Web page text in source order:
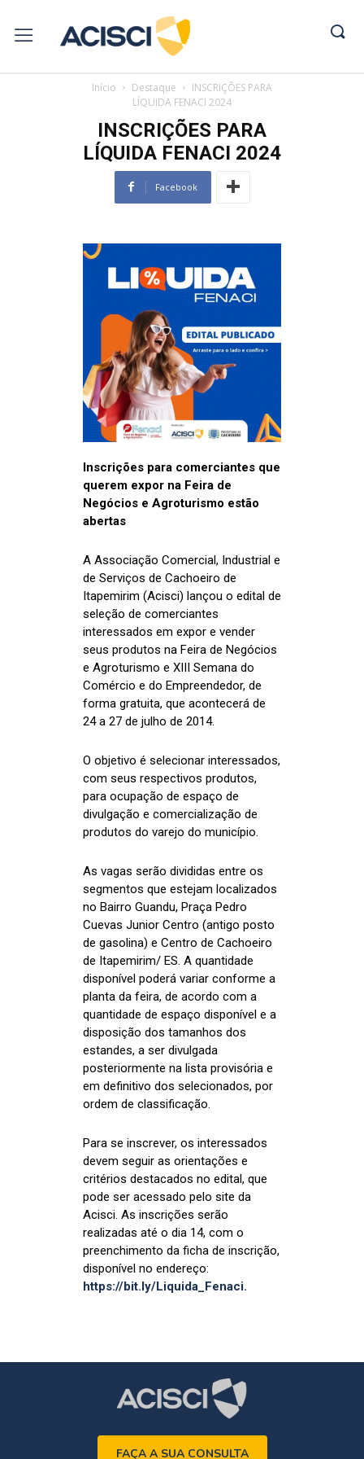
Início Destaque
INSCRIÇÕES PARA
LÍQUIDA FENACI 2024
INSCRIÇÕES PARA
LÍQUIDA FENACI 2024
Facebook
Inscrições para comerciantes que
querem expor na Feira de
Negócios e Agroturismo estão
abertas
A Associação Comercial, Industrial e
de Serviços de Cachoeiro de
Itapemirim (Acisci) lançou o edital de
seleção de comerciantes
interessados em expor e vender
seus produtos na Feira de Negócios
e Agroturismo e XIII Semana do
Comércio e do Empreendedor, de
forma gratuita, que acontecerá de
24 a 27 de julho de 2014.
O objetivo é selecionar interessados,
com seus respectivos produtos,
para ocupação de espaço de
divulgação e comercialização de
produtos do varejo do município.
As vagas serão divididas entre os
segmentos que estejam localizados
no Bairro Guandu, Praça Pedro
Cuevas Junior Centro (antigo posto
de gasolina) e Centro de Cachoeiro
de Itapemirim/ ES. A quantidade
disponível poderá variar conforme a
planta da feira, de acordo com a
quantidade de espaço disponível e a
disposição dos tamanhos dos
estandes, a ser divulgada
posteriormente na lista provisória e
em definitivo dos selecionados, por
ordem de classificação.
Para se inscrever, os interessados
devem seguir as orientações e
critérios destacados no edital, que
pode ser acessado pelo site da
Acisci. As inscrições serão
realizadas até o dia 14, com o
preenchimento da ficha de inscrição,
disponível no endereço:
https://bit.ly/Liquida_Fenaci.
FAÇA A SUA CONSULTA